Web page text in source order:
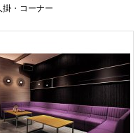
掛・コーナー